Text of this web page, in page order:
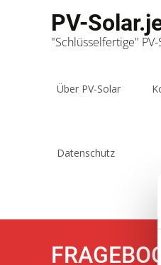
PV-
"Schlüsselfertige"
Über PV-Solar
Datenschutz